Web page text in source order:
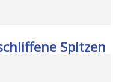
Spitzen